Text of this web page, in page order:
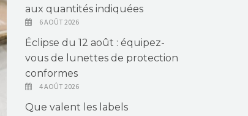
aux quantités indiquées
6 AOÛT 2026
Éclipse du 12 août : équipez-
vous de lunettes de protection
conformes
4 AOÛT 2026
Que valent les labels